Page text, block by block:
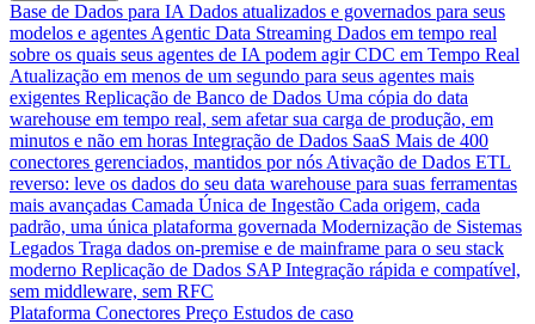
Base de Dados para IA Dados atualizados e governados para seus
modelos e agentes Agentic Data Streaming Dados em tempo real
sobre os quais seus agentes de IA podem agir CDC em Tempo Real
Atualização em menos de um segundo para seus agentes mais
exigentes Replicação de Banco de Dados Uma cópia do data
warehouse em tempo real, sem afetar sua carga de produção, em
minutos e não em horas Integração de Dados SaaS Mais de 400
conectores gerenciados, mantidos por nós Ativação de Dados ETL
reverso: leve os dados do seu data warehouse para suas ferramentas
mais avançadas Camada Única de Ingestão Cada origem, cada
padrão, uma única plataforma governada Modernização de Sistemas
Legados Traga dados on-premise e de mainframe para o seu stack
moderno Replicação de Dados SAP Integração rápida e compatível,
sem middleware, sem RFC
Plataforma Conectores Preço Estudos de caso